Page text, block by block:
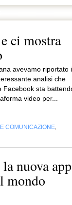
ci mostra
avevamo riportato i
analisi che
Facebook sta
video per...
COMUNICAZIONE
nuova app
mondo